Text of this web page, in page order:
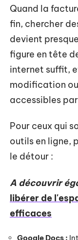
Quand la
fin, chercher
devient
figure en tête
internet suffit,
modification
accessibles
Pour ceux qui
outils en ligne,
le détour :
A découvrir
libérer de
efficaces
Google Docs :